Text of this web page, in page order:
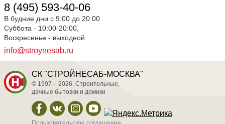
8 (495) 593-40-06
В будние дни с 9:00 до 20:00
Суббота - 10:00-20:00,
Воскресенье - выходной
info@stroynesab.ru
СК "СТРОЙНЕСАБ-МОСКВА"
© 1997 – 2026. Строительные,
дачные бытовки и домики